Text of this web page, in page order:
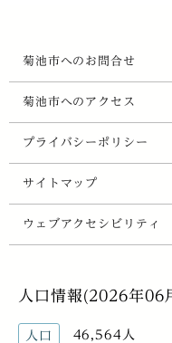
菊池市へのお問合せ
菊池市へのアクセス
プライバシーポリシー
サイトマップ
ウェブアクセシビリティ
人口情報(2026年06
人口 46,564人